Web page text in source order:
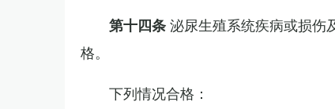
第十四条泌尿生殖系统疾病或损伤
格。
下列情况合格：